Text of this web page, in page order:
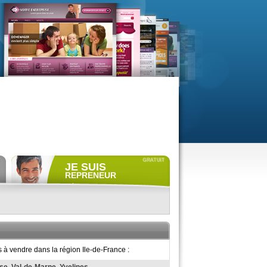
JE SUIS
REPRENEUR
Déposer gratuitementune
ACCÈS REPRENEUR
vendre dans la région Ile-de-France :